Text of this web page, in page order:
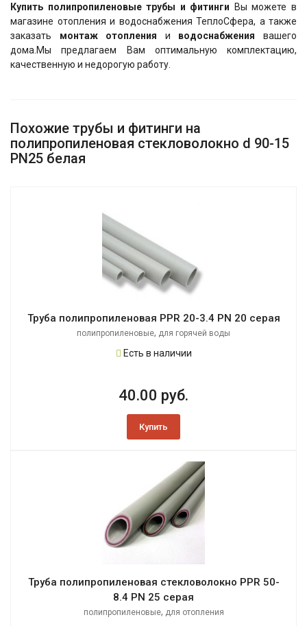
Купить полипропиленовые трубы и фитинги
Вы можете в
магазине отопления и водоснабжения ТеплоСфера, а также
заказать монтаж отопления и водоснабжениявашего
дома.Мы предлагаем Вам оптимальную комплектацию,
качественную и недорогую работу.
Похожие трубы и фитинги на
полипропиленовая стекловолокно d 90-15
PN25 белая
Труба полипропиленовая PPR 20-3.4 PN 20 серая
полипропиленовые, для горячей воды
Есть в наличии
40.00 руб.
Купить
Труба полипропиленовая стекловолокно PPR 50-
8.4 PN 25 серая
полипропиленовые, для отопления